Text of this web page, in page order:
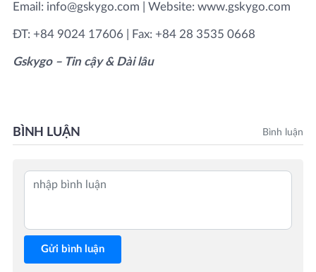
Email: info@gskygo.com | Website: www.gskygo.com
ĐT: +84 9024 17606 | Fax: +84 28 3535 0668
Gskygo – Tin cậy & Dài lâu
BÌNH LUẬN Bình luận
Gửi bình luận